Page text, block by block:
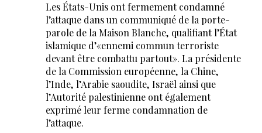
Les États-Unis ont fermement condamné
l’attaque dans un communiqué de la porte-
parole de la Maison Blanche, qualifiant l’État
islamique d’«ennemi commun terroriste
devant être combattu partout». La présidente
de la Commission européenne, la Chine,
l’Inde, l’Arabie saoudite, Israël ainsi que
l’Autorité palestinienne ont également
exprimé leur ferme condamnation de
l’attaque.